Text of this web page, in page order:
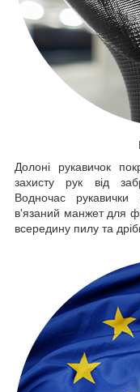
Долоні рукавичок
захисту рук від
Водночас
в'язаний манжет для
всередину пилу та